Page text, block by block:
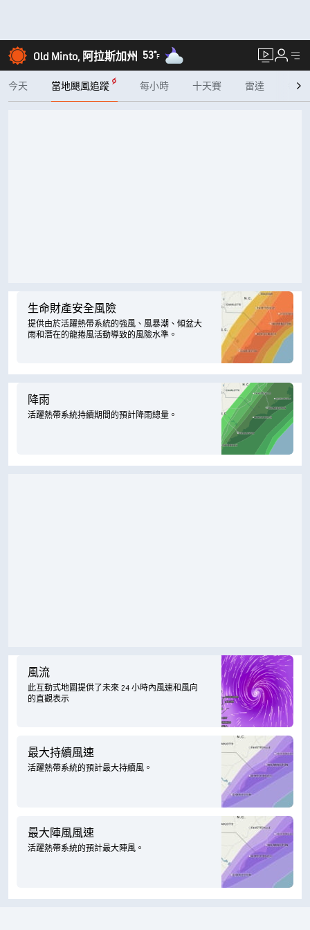
Old Minto, 阿拉斯加州 53°F
今天 當地颶風追蹤 每小時 十天賽 雷達 每月
生命財產安全風險
提供由於活躍熱帶系統的強風、風暴潮、傾盆大
雨和潛在的龍捲風活動導致的風險水準。
降雨
活躍熱帶系統持續期間的預計降雨總量。
風流
此互動式地圖提供了未來 24 小時內風速和風向
的直觀表示
最大持續風速
活躍熱帶系統的預計最大持續風。
最大陣風風速
活躍熱帶系統的預計最大陣風。